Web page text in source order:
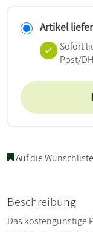
Artikel
Sofort
Post/
Auf die Wunschliste
Beschreibung
Das kostengünstige